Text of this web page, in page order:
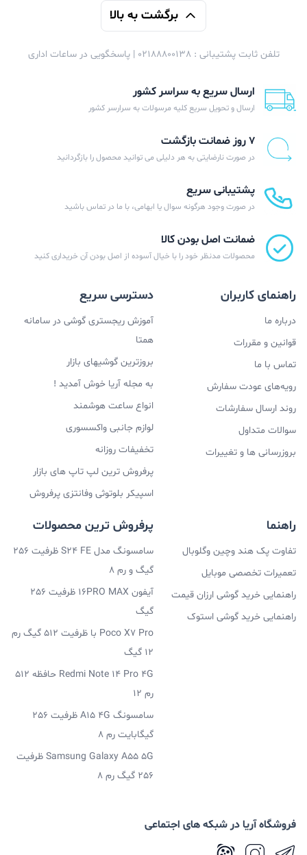
برگشت به بالا
تلفن ثابت پشتیبانی : 02188800138 | پاسخگویی در ساعات اداری
ارسال سریع به سراسر کشور
ارسال و تحویل سریع کلیه مرسولات به سرارسر کشور
۷ روز ضمانت بازگشت
در صورت نارضایتی به هر دلیلی می توانید محصول را بازگردانید
پشتیبانی سریع
در صورت وجود هرگونه سوال یا ابهامی، با ما در تماس باشید
ضمانت اصل بودن کالا
محصولات مدنظر خود را با خیال آسوده از اصل بودن آن خریداری کنید
راهنمای کاربران
درباره ما
قوانین و مقررات
تماس با ما
رویه‌های عودت سفارش
روند ارسال سفارشات
سوالات متداول
بروزرسانی ها و تغییرات
دسترسی سریع
آموزش ریجستری گوشی در سامانه
همتا
بروزترین گوشیهای بازار
به مجله آریا خوش آمدید !
انواع ساعت هوشمند
لوازم جانبی واکسسوری
تخفیفات روزانه
پرفروش ترین لپ تاپ های بازار
اسپیکر بلوتوثی وفانتزی پرفروش
راهنما
تفاوت پک هند وچین وگلوبال
تعمیرات تخصصی موبایل
راهنمایی خرید گوشی ارزان قیمت
راهنمایی خرید گوشی استوک
پرفروش ترین محصولات
سامسونگ مدل S24 FE ظرفیت 256
گیگ و رم 8
آیفون 16PRO MAX ظرفیت 256
گیگ
Poco X7 Pro با ظرفیت 512 گیگ رم
12 گیگ
Redmi Note 14 Pro 4G حافظه 512
رم 12
سامسونگ A15 4G ظرفیت 256
گیگابایت رم 8
Samsung Galaxy A55 5G ظرفیت
256 گیگ رم 8
فروشگاه آریا در شبکه های اجتماعی